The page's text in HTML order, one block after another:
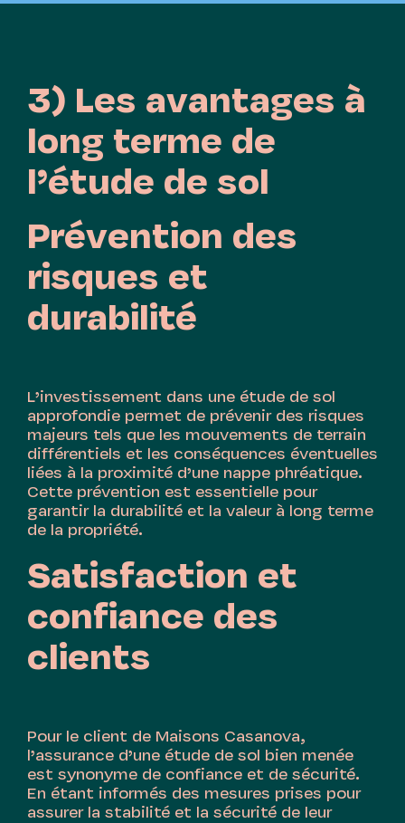
3) Les avantages à
long terme de
l’étude de sol
Prévention des
risques et
durabilité
L’investissement dans une étude de sol
approfondie permet de prévenir des risques
majeurs tels que les mouvements de terrain
différentiels et les conséquences éventuelles
liées à la proximité d’une nappe phréatique.
Cette prévention est essentielle pour
garantir la durabilité et la valeur à long terme
de la propriété.
Satisfaction et
confiance des
clients
Pour le client de Maisons Casanova,
l’assurance d’une étude de sol bien menée
est synonyme de confiance et de sécurité.
En étant informés des mesures prises pour
assurer la stabilité et la sécurité de leur